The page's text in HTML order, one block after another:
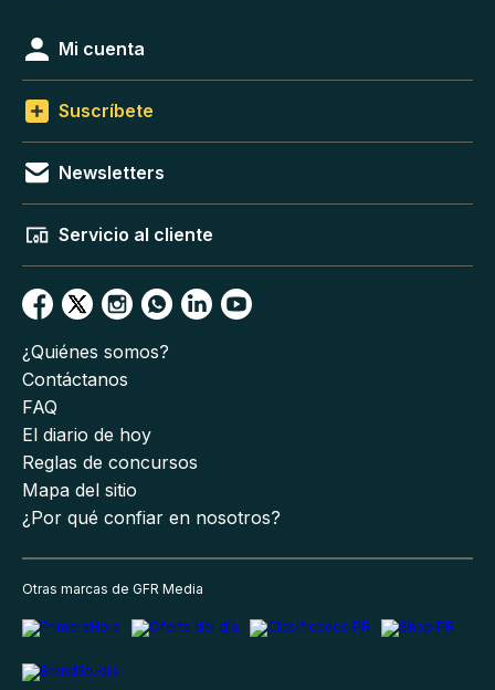
Mi cuenta
Suscríbete
Newsletters
Servicio al cliente
¿Quiénes somos?
Contáctanos
FAQ
El diario de hoy
Reglas de concursos
Mapa del sitio
¿Por qué confiar en nosotros?
Otras marcas de GFR Media